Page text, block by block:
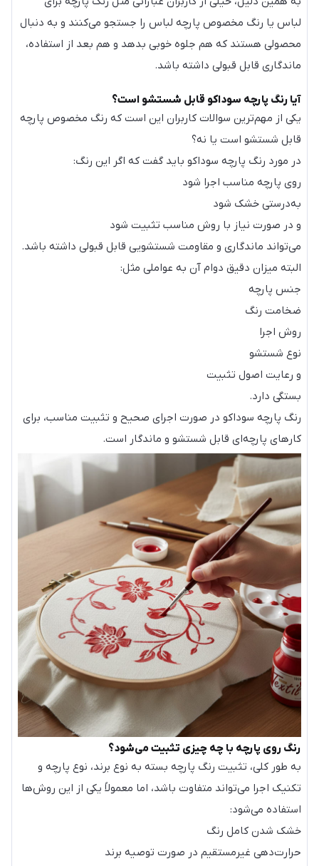
لباس یا رنگ مخصوص پارچه لباس را جستجو می‌کنند و به دنبال
محصولی هستند که هم جلوه خوبی بدهد و هم بعد از استفاده،
ماندگاری قابل قبولی داشته باشد.
آیا رنگ پارچه سوداکو قابل شستشو است؟
یکی از مهم‌ترین سوالات کاربران این است که رنگ مخصوص پارچه
قابل شستشو است یا نه؟
در مورد رنگ پارچه سوداکو باید گفت که اگر این رنگ:
روی پارچه مناسب اجرا شود
به‌درستی خشک شود
و در صورت نیاز با روش مناسب تثبیت شود
می‌تواند ماندگاری و مقاومت شستشویی قابل قبولی داشته باشد.
البته میزان دقیق دوام آن به عواملی مثل:
جنس پارچه
ضخامت رنگ
روش اجرا
نوع شستشو
و رعایت اصول تثبیت
بستگی دارد.
رنگ پارچه سوداکو در صورت اجرای صحیح و تثبیت مناسب، برای
کارهای پارچه‌ای قابل شستشو و ماندگار است.
رنگ روی پارچه با چه چیزی تثبیت می‌شود؟
به طور کلی، تثبیت رنگ پارچه بسته به نوع برند، نوع پارچه و
تکنیک اجرا می‌تواند متفاوت باشد، اما معمولاً یکی از این روش‌ها
استفاده می‌شود:
خشک شدن کامل رنگ
حرارت‌دهی غیرمستقیم در صورت توصیه برند